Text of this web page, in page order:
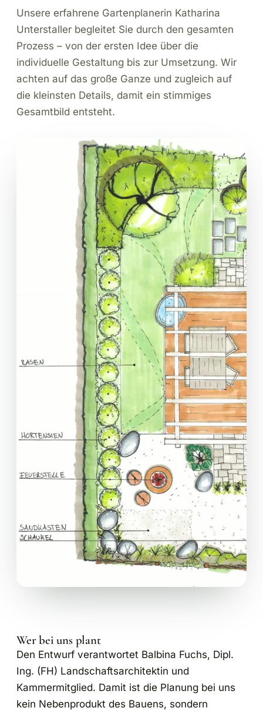
Unsere erfahrene Gartenplanerin Katharina
Unterstaller begleitet Sie durch den gesamten
Prozess – von der ersten Idee über die
individuelle Gestaltung bis zur Umsetzung. Wir
achten auf das große Ganze und zugleich auf
die kleinsten Details, damit ein stimmiges
Gesamtbild entsteht.
Wer bei uns plant
Den Entwurf verantwortet Balbina Fuchs, Dipl.
Ing. (FH) Landschaftsarchitektin und
Kammermitglied. Damit ist die Planung bei uns
kein Nebenprodukt des Bauens, sondern